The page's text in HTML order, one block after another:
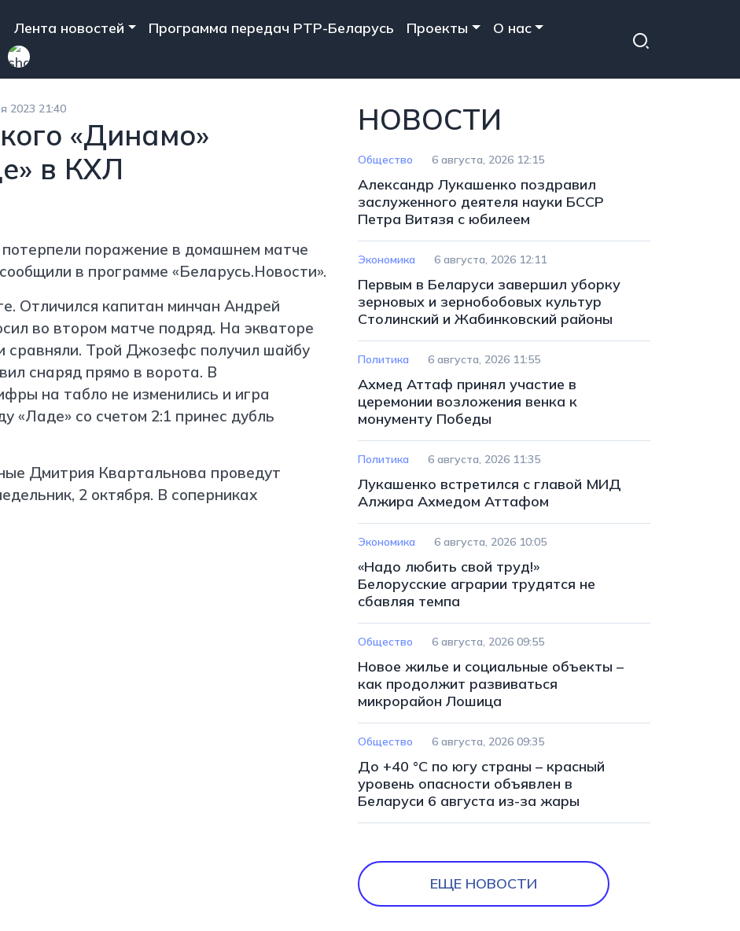
Main navigation
Лента новостей Программа передач РТР-Беларусь Проекты О нас
2023 21:40
«Динамо»
в КХЛ
поражение в домашнем матче
в программе «Беларусь.Новости».
Отличился капитан минчан Андрей
во втором матче подряд. На экваторе
сравняли. Трой Джозефс получил шайбу
снаряд прямо в ворота. В
на табло не изменились и игра
«Ладе» со счетом 2:1 принес дубль
Дмитрия Квартальнова проведут
2 октября. В соперниках
НОВОСТИ
Общество 6 августа, 2026 12:15
Александр Лукашенко поздравил
заслуженного деятеля науки БССР
Петра Витязя с юбилеем
Экономика 6 августа, 2026 12:11
Первым в Беларуси завершил уборку
зерновых и зернобобовых культур
Столинский и Жабинковский районы
Политика 6 августа, 2026 11:55
Ахмед Аттаф принял участие в
церемонии возложения венка к
монументу Победы
Политика 6 августа, 2026 11:35
Лукашенко встретился с главой МИД
Алжира Ахмедом Аттафом
Экономика 6 августа, 2026 10:05
«Надо любить свой труд!»
Белорусские аграрии трудятся не
сбавляя темпа
Общество 6 августа, 2026 09:55
Новое жилье и социальные объекты –
как продолжит развиваться
микрорайон Лошица
Общество 6 августа, 2026 09:35
До +40 °С по югу страны – красный
уровень опасности объявлен в
Беларуси 6 августа из-за жары
ЕЩЕ НОВОСТИ